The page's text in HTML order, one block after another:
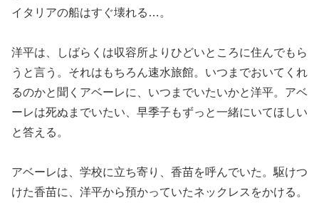
イタリアの船はすぐ壊れる…。
洋平は、しばらくは収容所よりひどいところに住んでもら
うと言う。それはもちろん速水旅館。いつまでおいてくれ
るのかと聞くアベーレに、いつまでいたいかと洋平。アベ
ーレは死ぬまでいたい、早季子もずっと一緒にいてほしい
と答える。
アベーレは、学校に立ち寄り、香苗を呼んでいた。駆けつ
けた香苗に、洋平から預かっていたネックレスをかける。